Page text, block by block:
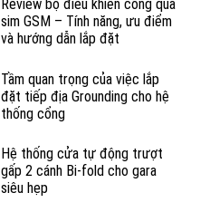
Review bộ điều khiển cổng qua
sim GSM – Tính năng, ưu điểm
và hướng dẫn lắp đặt
Tầm quan trọng của việc lắp
đặt tiếp địa Grounding cho hệ
thống cổng
Hệ thống cửa tự động trượt
gấp 2 cánh Bi-fold cho gara
siêu hẹp